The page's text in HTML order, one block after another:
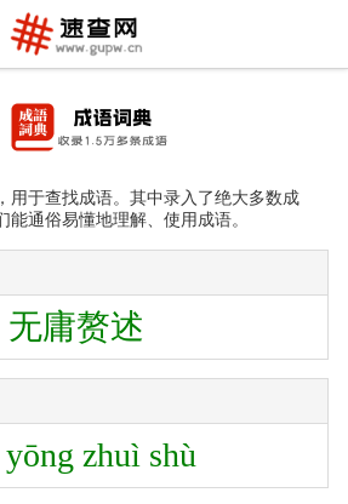
用于查找成语。其中录入了绝大多数成
通俗易懂地理解、使用成语。
无庸赘述
zhuì shù